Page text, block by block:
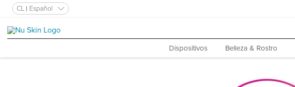
CL Español
Dispositivos Belleza & Rostro